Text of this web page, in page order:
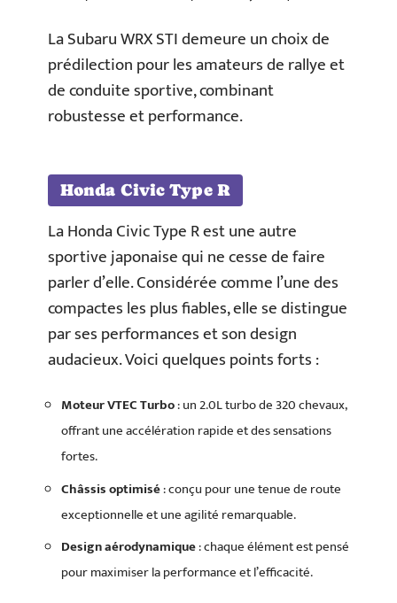
La Subaru WRX STI demeure un choix de
prédilection pour les amateurs de rallye et
de conduite sportive, combinant
robustesse et performance.
Honda Civic Type R
La Honda Civic Type R est une autre
sportive japonaise qui ne cesse de faire
parler d’elle. Considérée comme l’une des
compactes les plus fiables, elle se distingue
par ses performances et son design
audacieux. Voici quelques points forts :
Moteur VTEC Turbo: un 2.0L turbo de 320 chevaux,
offrant une accélération rapide et des sensations
fortes.
Châssis optimisé: conçu pour une tenue de route
exceptionnelle et une agilité remarquable.
Design aérodynamique: chaque élément est pensé
pour maximiser la performance et l’efficacité.